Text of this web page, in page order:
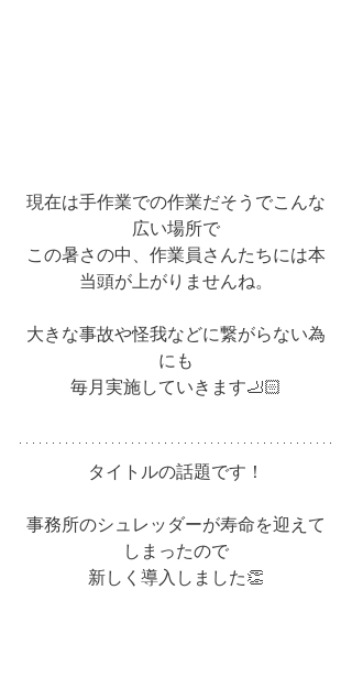
現在は手作業での作業だそうでこんな
広い場所で
この暑さの中、作業員さんたちには本
当頭が上がりませんね。
大きな事故や怪我などに繋がらない為
にも
毎月実施していきます🦶🏻
タイトルの話題です！
事務所のシュレッダーが寿命を迎えて
しまったので
新しく導入しました👏